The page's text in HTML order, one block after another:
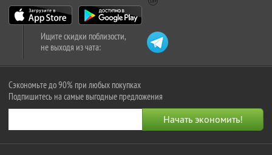
Ищите скидки поблизости,
не выходя из чата:
Сэкономьте до 90% при любых покупках
Подпишитесь на самые выгодные предложения